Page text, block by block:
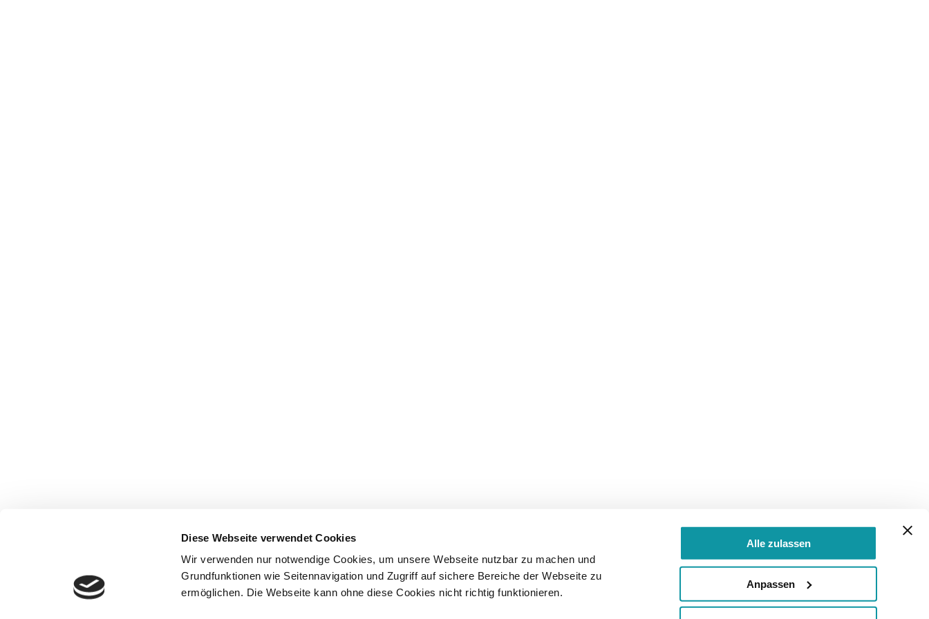
Diese Webseite verwendet Cookies
Wir verwenden nur notwendige Cookies, um unsere Webseite nutzbar zu machen und
Grundfunktionen wie Seitennavigation und Zugriff auf sichere Bereiche der Webseite zu
ermöglichen. Die Webseite kann ohne diese Cookies nicht richtig funktionieren.
Alle zulassen
Anpassen